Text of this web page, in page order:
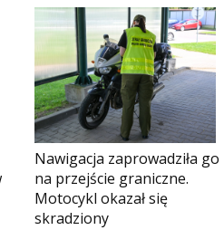
Nawigacja zaprowadziła go
na przejście graniczne.
Motocykl okazał się
skradziony